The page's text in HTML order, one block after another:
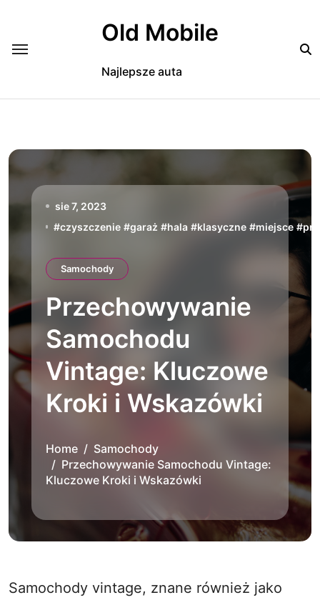
Old Mobile
Najlepsze auta
sie 7, 2023
#czyszczenie #garaż #hala #klasyczne #miejsce #
Samochody
Przechowywanie
Samochodu
Vintage: Kluczowe
Kroki i Wskazówki
Home
Samochody
Przechowywanie Samochodu Vintage:
Kluczowe Kroki i Wskazówki
Samochody vintage, znane również jako